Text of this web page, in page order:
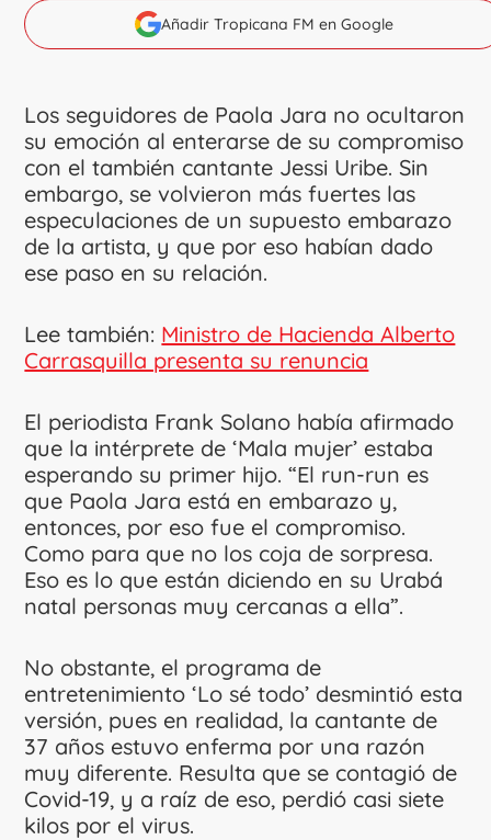
Añadir Tropicana FM en Google
Los seguidores de Paola Jara no ocultaron
su emoción al enterarse de su compromiso
con el también cantante Jessi Uribe. Sin
embargo, se volvieron más fuertes las
especulaciones de un supuesto embarazo
de la artista, y que por eso habían dado
ese paso en su relación.
Lee también: Ministro de Hacienda Alberto
Carrasquilla presenta su renuncia
El periodista Frank Solano había afirmado
que la intérprete de ‘Mala mujer’ estaba
esperando su primer hijo. “El run-run es
que Paola Jara está en embarazo y,
entonces, por eso fue el compromiso.
Como para que no los coja de sorpresa.
Eso es lo que están diciendo en su Urabá
natal personas muy cercanas a ella”.
No obstante, el programa de
entretenimiento ‘Lo sé todo’ desmintió esta
versión, pues en realidad, la cantante de
37 años estuvo enferma por una razón
muy diferente. Resulta que se contagió de
Covid-19, y a raíz de eso, perdió casi siete
kilos por el virus.